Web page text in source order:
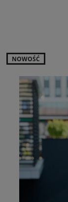
NOWOŚĆ